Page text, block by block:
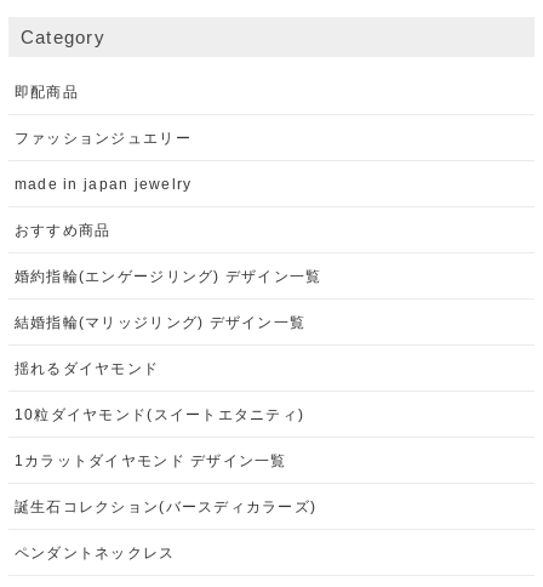
Category
即配商品
ファッションジュエリー
made in japan jewelry
おすすめ商品
婚約指輪(エンゲージリング) デザイン一覧
結婚指輪(マリッジリング) デザイン一覧
揺れるダイヤモンド
10粒ダイヤモンド(スイートエタニティ)
1カラットダイヤモンド デザイン一覧
誕生石コレクション(バースディカラーズ)
ペンダントネックレス